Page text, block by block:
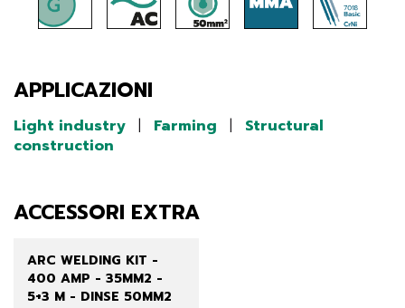
APPLICAZIONI
Light industry | Farming |
Structural
construction
ACCESSORI EXTRA
ARC WELDING KIT -
400 AMP - 35MM2 -
5+3 M - DINSE 50MM2